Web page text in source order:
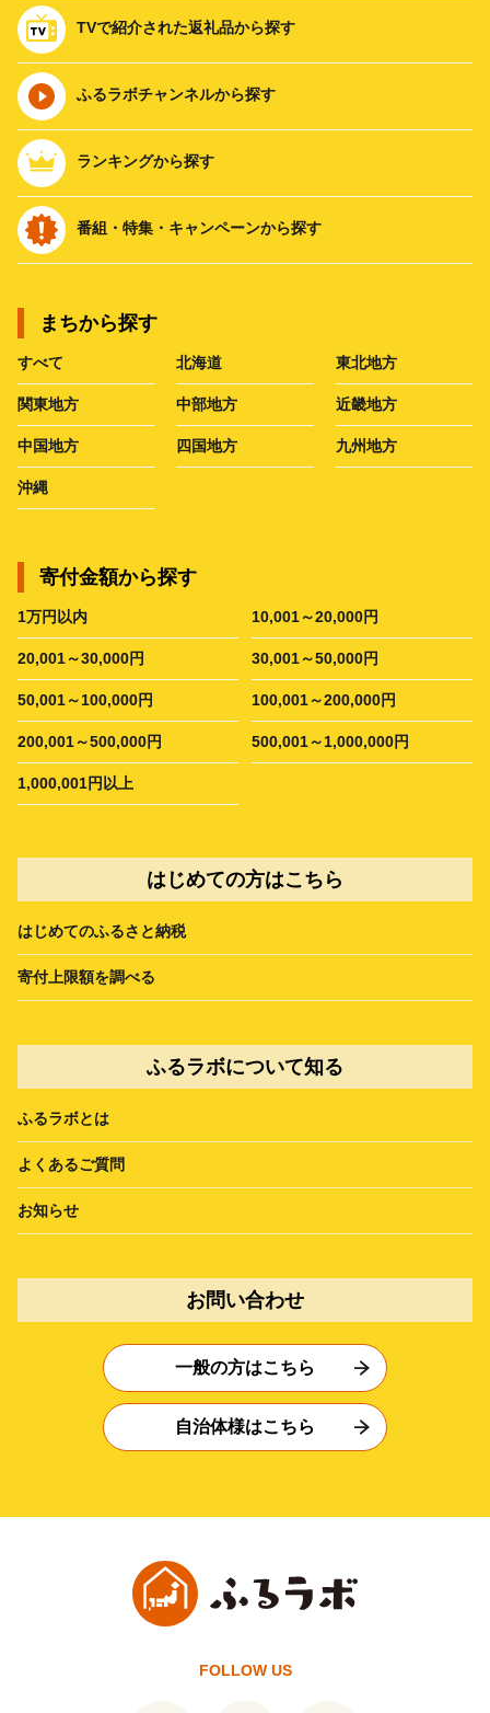
TVで紹介された返礼品から探す
ふるラボチャンネルから探す
ランキングから探す
番組・特集・キャンペーンから探す
まちから探す
すべて 北海道 東北地方
関東地方 中部地方 近畿地方
中国地方 四国地方 九州地方
沖縄
寄付金額から探す
1万円以内 10,001～20,000円
20,001～30,000円 30,001～50,000円
50,001～100,000円 100,001～200,000円
200,001～500,000円 500,001～1,000,000円
1,000,001円以上
はじめての方はこちら
はじめてのふるさと納税
寄付上限額を調べる
ふるラボについて知る
ふるラボとは
よくあるご質問
お知らせ
お問い合わせ
一般の方はこちら
自治体様はこちら
FOLLOW US